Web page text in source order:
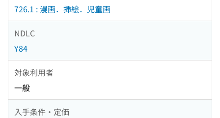
726.1 : 漫画．挿絵．児童画
NDLC
Y84
対象利用者
一般
入手条件・定価